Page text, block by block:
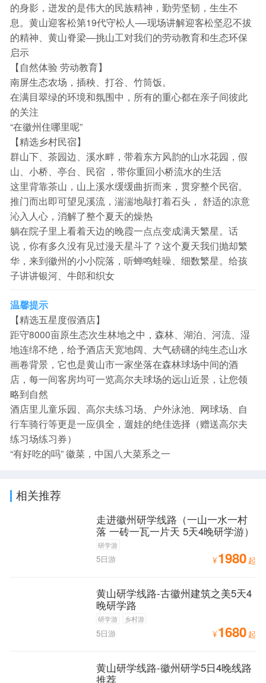
的身影，迸发的是伟大的民族精神，勤劳坚韧，生生不
息。黄山迎客松第19代守松人-—现场讲解迎客松坚忍不拔
的精神、黄山脊梁—挑山工对我们的劳动教育和生态环保
启示
【自然体验 劳动教育】
南屏生态农场，插秧、打谷、竹筒饭。
在满目翠绿的环境和氛围中，所有的重心都在亲子间彼此
的关注
“在徽州住哪里呢”
【精选乡村民宿】
群山下、茶园边、溪水畔，带着东方风韵的山水花园，假
山、小桥、亭台、民宿 ，带你重回小桥流水的生活
这里背靠茶山，山上溪水缓缓曲折而来，贯穿整个民宿。
推门而出即可望见溪流，湍湍地敲打着石头， 舒适的凉意
沁入人心，消解了整个夏天的燥热
躺在院子里上看着天边的晚霞一点点变成满天繁星。话
说，你有多久没有见过漫天星斗了？这个夏天我们抛却繁
华，来到徽州的小小院落，听蝉鸣蛙噪、细数繁星。给孩
子讲讲银河、牛郎和织女
温馨提示
【精选五星度假酒店】
距守8000亩原生态次生林地之中，森林、湖泊、河流、湿
地连绵不绝，给予酒店天宽地阔、大气磅礴的纯生态山水
画卷背景，它也是黄山市一家坐落在森林球场中间的酒
店，每一间客房均可一览高尔夫球场的远山近景，让您领
略到自然
酒店里儿童乐园、高尔夫练习场、户外泳池、网球场、自
行车骑行等更是一应俱全，遛娃的绝佳选择（赠送高尔夫
练习场练习券）
“有好吃的吗” 徽菜，中国八大菜系之一
相关推荐
走进徽州研学线路（一山一水一村
落 一砖一瓦一片天 5天4晚研学游）
研学游
¥1980 起
5日游
黄山研学线路-古徽州建筑之美5天4
晚研学路
研学游 乡村游
¥1680 起
5日游
黄山研学线路-徽州研学5日4晚线路
推荐